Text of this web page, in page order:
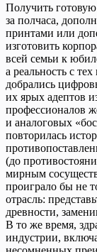
Получить
за полчаса,
принтами или
изготовить
всей семьи к
а реальность с
добрались
их ярых адептов
профессионалов
и аналоговых
повторилась
(до
мирным
проиграло бы не
отрасль:
древности,
В то же время,
индустрии,